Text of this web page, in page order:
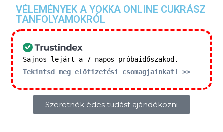
VÉLEMÉNYEK A YOKKA ONLINE CUKRÁSZ
TANFOLYAMOKRÓL
Sajnos lejárt a 7 napos próbaidőszakod.
Tekintsd meg előfizetési csomagjainkat! >>
Szeretnék édes tudást ajándékozni